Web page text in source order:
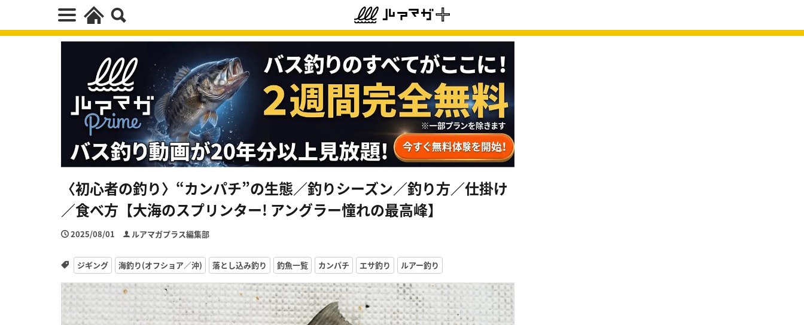
〈初心者の釣り〉“カンパチ”の生態／釣りシーズン／釣り方／仕掛け
／食べ方【大海のスプリンター! アングラー憧れの最高峰】
2025/08/01 ルアマガプラス編集部
ジギング 海釣り(オフショア／沖) 落とし込み釣り 釣魚一覧 カンパチ エサ釣り ルアー釣り